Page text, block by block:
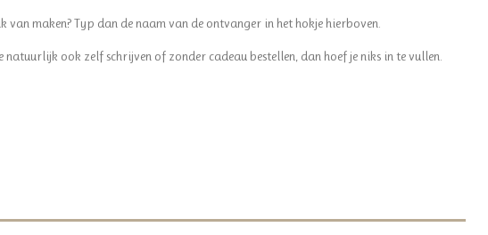
van maken? Typ dan de naam van de ontvanger in het hokje hierboven.
natuurlijk ook zelf schrijven of zonder cadeau bestellen, dan hoef je niks in te vullen.